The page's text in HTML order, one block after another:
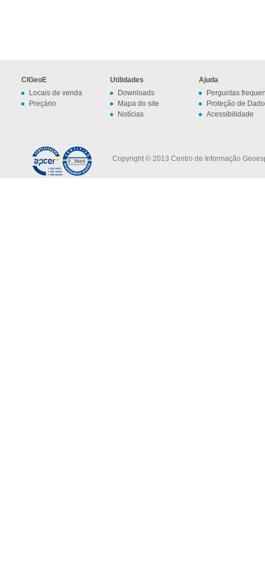
CIGeoE
Locais de venda
Preçário
Utilidades
Downloads
Mapa do site
Notícias
Ajuda
Perguntas
Proteção de
Acessibilidade
Copyright © 2013 Centro de Informação